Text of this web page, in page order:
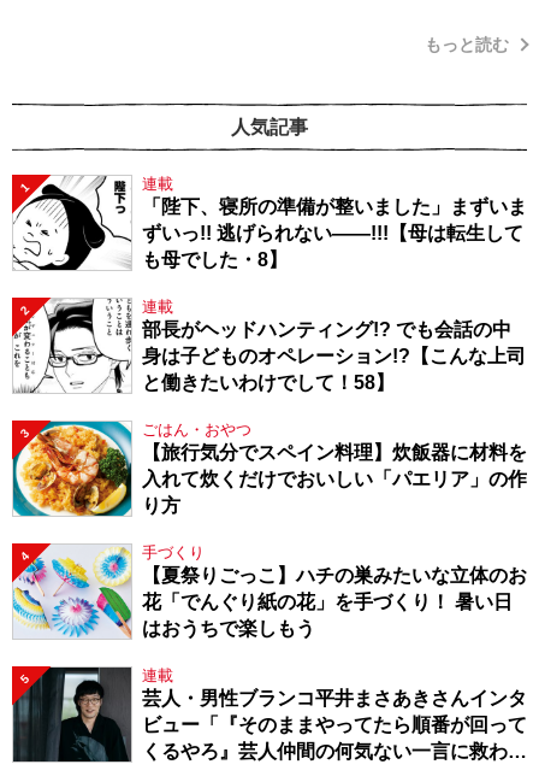
もっと読む
人気記事
1 連載
「陛下、寝所の準備が整いました」まずいま
ずいっ!! 逃げられない――!!!【母は転生して
も母でした・8】
2 連載
部長がヘッドハンティング!? でも会話の中
身は子どものオペレーション!?【こんな上司
と働きたいわけでして！58】
3 ごはん・おやつ
【旅行気分でスペイン料理】炊飯器に材料を
入れて炊くだけでおいしい「パエリア」の作
り方
4 手づくり
【夏祭りごっこ】ハチの巣みたいな立体のお
花「でんぐり紙の花」を手づくり！ 暑い日
はおうちで楽しもう
5 連載
芸人・男性ブランコ平井まさあきさんインタ
ビュー「『そのままやってたら順番が回って
くるやろ』芸人仲間の何気ない一言に救われ